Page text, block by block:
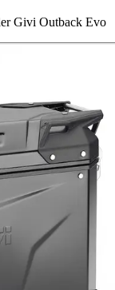
Givi Outback Evo